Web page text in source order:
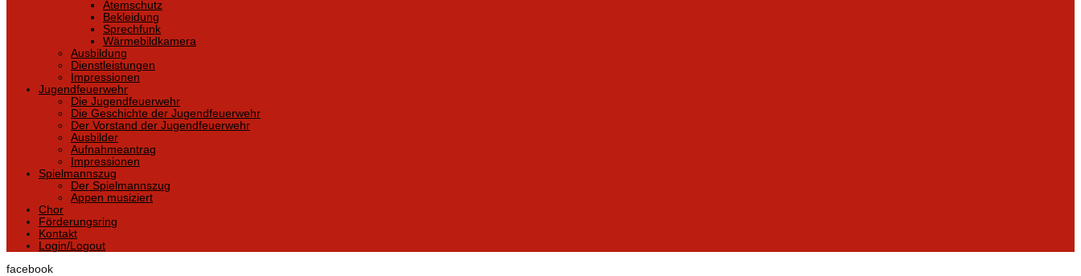
Atemschutz
Bekleidung
Sprechfunk
Wärmebildkamera
Ausbildung
Dienstleistungen
Impressionen
Jugendfeuerwehr
Die Jugendfeuerwehr
Die Geschichte der Jugendfeuerwehr
Der Vorstand der Jugendfeuerwehr
Ausbilder
Aufnahmeantrag
Impressionen
Spielmannszug
Der Spielmannszug
Appen musiziert
Chor
Förderungsring
Kontakt
Login/Logout
facebook